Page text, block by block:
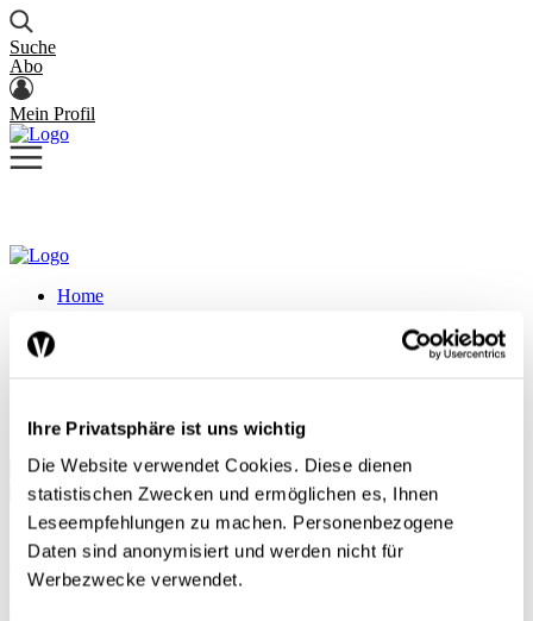
Ihre Privatsphäre ist uns wichtig
Die Website verwendet Cookies. Diese dienen
statistischen Zwecken und ermöglichen es, Ihnen
Leseempfehlungen zu machen. Personenbezogene
Daten sind anonymisiert und werden nicht für
Werbezwecke verwendet.
Suche
Abo
Mein Profil
Home
Blick in die Welt
Saudi-Arabien: Ein Ölstaat erfindet sich neu